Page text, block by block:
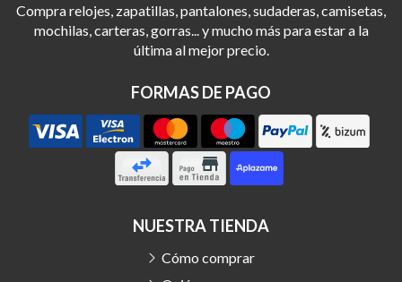
Compra relojes, zapatillas, pantalones, sudaderas, camisetas,
mochilas, carteras, gorras... y mucho más para estar a la
última al mejor precio.
FORMAS DE PAGO
NUESTRA TIENDA
Cómo comprar